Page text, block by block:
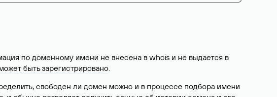
по доменному имени не внесена в whois и не выдается в
быть зарегистрировано.
свободен ли домен можно и в процессе подбора имени